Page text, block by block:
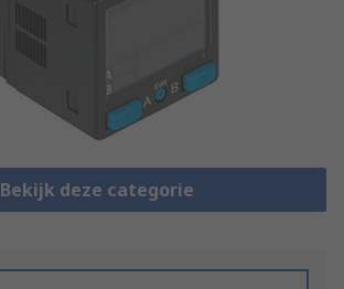
Bekijk deze categorie